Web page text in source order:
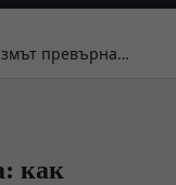
превърна
как